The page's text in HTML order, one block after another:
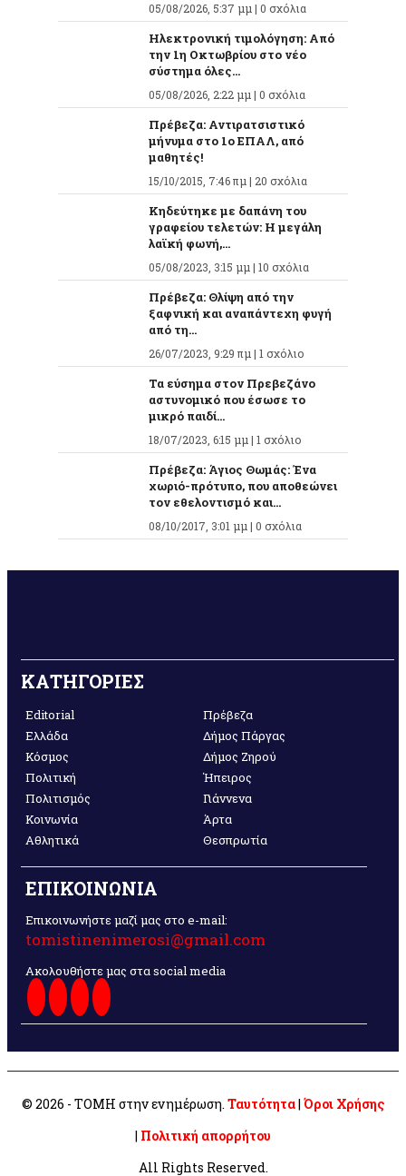
05/08/2026, 5:37 μμ | 0 σχόλια
Ηλεκτρονική τιμολόγηση: Από
την 1η Οκτωβρίου στο νέο
σύστημα όλες...
05/08/2026, 2:22 μμ | 0 σχόλια
Πρέβεζα: Αντιρατσιστικό
μήνυμα στο 1ο ΕΠΑΛ, από
μαθητές!
15/10/2015, 7:46 πμ | 20 σχόλια
Κηδεύτηκε με δαπάνη του
γραφείου τελετών: Η μεγάλη
λαϊκή φωνή,...
05/08/2023, 3:15 μμ | 10 σχόλια
Πρέβεζα: Θλίψη από την
ξαφνική και αναπάντεχη φυγή
από τη...
26/07/2023, 9:29 πμ | 1 σχόλιο
Τα εύσημα στον Πρεβεζάνο
αστυνομικό που έσωσε το
μικρό παιδί...
18/07/2023, 6:15 μμ | 1 σχόλιο
Πρέβεζα: Άγιος Θωμάς: Ένα
χωριό-πρότυπο, που αποθεώνει
τον εθελοντισμό και...
08/10/2017, 3:01 μμ | 0 σχόλια
ΚΑΤΗΓΟΡΙΕΣ
Editorial
Ελλάδα
Κόσμος
Πολιτική
Πολιτισμός
Κοινωνία
Αθλητικά
Πρέβεζα
Δήμος Πάργας
Δήμος Ζηρού
Ήπειρος
Γιάννενα
Άρτα
Θεσπρωτία
ΕΠΙΚΟΙΝΩΝΙΑ
Επικοινωνήστε μαζί μας στο e-mail:
tomistinenimerosi@gmail.com
Ακολουθήστε μας στα social media
© 2026 - ΤΟΜΗ στην ενημέρωση. Ταυτότητα| Όροι Χρήσης
| Πολιτική απορρήτου
All Rights Reserved.